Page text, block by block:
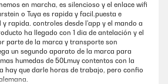
en marcha, es silencioso y el enlace wifi
o Tuya es rapida y facil.puesta e
rapida. controles desde l'app y el mando a
ha llegado con 1 dia de antelación y el
parte de la marca y transporte son
un segundo aparato de la marca para
humedas de 50Lmuy contentos con la
hay que darle horas de trabajo, pero confio